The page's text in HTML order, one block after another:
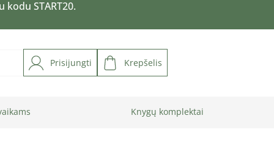
START20.
Prisijungti Krepšelis
Knygų komplektai